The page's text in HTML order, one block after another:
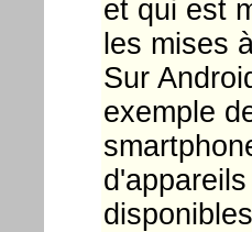
et qui est
les mises
Sur
exemple